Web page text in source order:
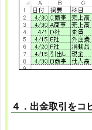
４．出金取引をコ